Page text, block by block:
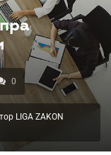
0
LIGA ZAKON